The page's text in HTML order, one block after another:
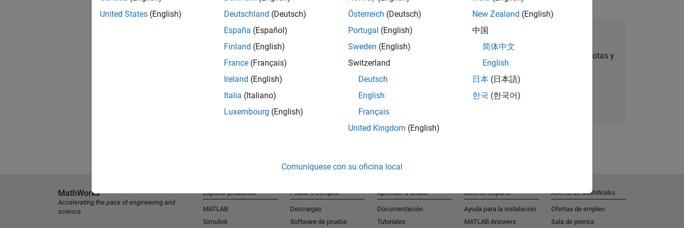
Súmese a Talent Network
Reciba alertas de empleo personalizadas, anécdotas y
noticias sobre la empresa.
Súmese hoy mismo
United States (English)
Deutschland (Deutsch)
España (Español)
Finland (English)
France (Français)
Ireland (English)
Italia (Italiano)
Luxembourg (English)
Österreich (Deutsch)
Portugal (English)
Sweden (English)
Switzerland
Deutsch
English
Français
United Kingdom (English)
New Zealand (English)
中国
简体中文
English
日本 (日本語)
한국 (한국어)
Comuníquese con su oficina local
MathWorks
Accelerating the pace of engineering and
science
Explorar productos
MATLAB
Simulink
Probar o comprar
Descargas
Software de prueba
Aprender a utilizar
Documentación
Tutoriales
Obtener soporte
Ayuda para la instalación
MATLAB Answers
Acerca de MathWorks
Ofertas de empleo
Sala de prensa